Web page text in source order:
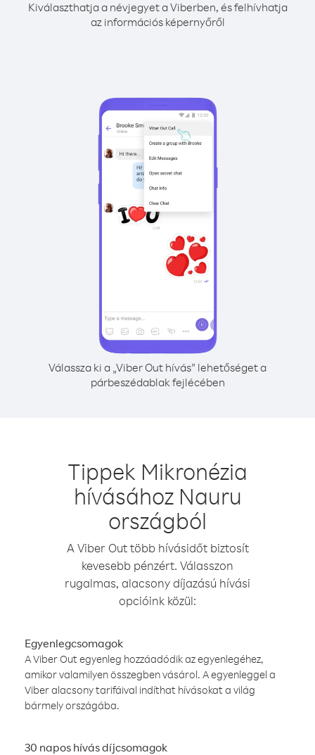
Kiválaszthatja a névjegyet a Viberben, és felhívhatja
az információs képernyőről
Válassza ki a „Viber Out hívás” lehetőséget a
párbeszédablak fejlécében
Tippek Mikronézia
hívásához Nauru
országból
A Viber Out több hívásidőt biztosít
kevesebb pénzért. Válasszon
rugalmas, alacsony díjazású hívási
opcióink közül:
Egyenlegcsomagok
A Viber Out egyenleg hozzáadódik az egyenlegéhez,
amikor valamilyen összegben vásárol. A egyenleggel a
Viber alacsony tarifáival indíthat hívásokat a világ
bármely országába.
30 napos hívás díjcsomagok